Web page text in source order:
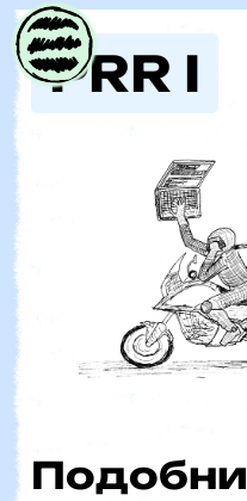
Parent
PRR I
Подобни